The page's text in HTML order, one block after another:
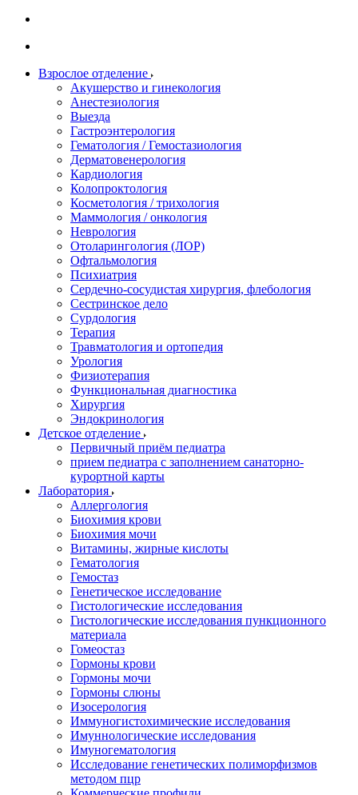
Взрослое отделение
Акушерство и гинекология
Анестезиология
Выезда
Гастроэнтерология
Гематология / Гемостазиология
Дерматовенерология
Кардиология
Колопроктология
Косметология / трихология
Маммология / онкология
Неврология
Отоларингология (ЛОР)
Офтальмология
Психиатрия
Сердечно-сосудистая хирургия, флебология
Сестринское дело
Сурдология
Терапия
Травматология и ортопедия
Урология
Физиотерапия
Функциональная диагностика
Хирургия
Эндокринология
Детское отделение
Первичный приём педиатра
прием педиатра с заполнением санаторно-
курортной карты
Лаборатория
Аллергология
Биохимия крови
Биохимия мочи
Витамины, жирные кислоты
Гематология
Гемостаз
Генетическое исследование
Гистологические исследования
Гистологические исследования пункционного
материала
Гомеостаз
Гормоны крови
Гормоны мочи
Гормоны слюны
Изосерология
Иммуногистохимические исследования
Имуннологические исследования
Имуногематология
Исследование генетических полиморфизмов
методом пцр